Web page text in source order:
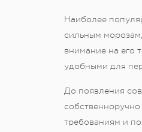
Наиболее
сильным
внимание на его
удобными для
До появления
требованиям и